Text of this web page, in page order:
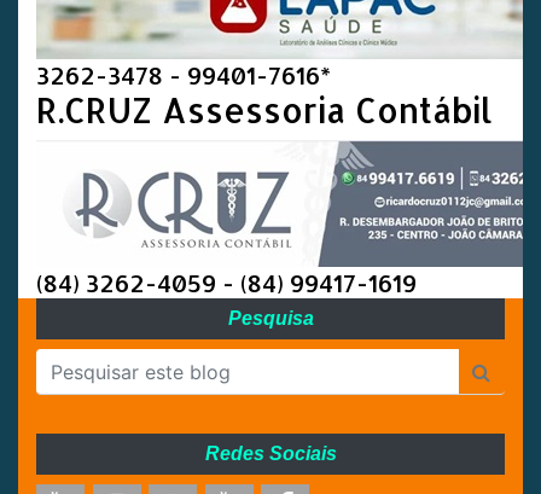
3262-3478 - 99401-7616*
R.CRUZ Assessoria Contábil
(84) 3262-4059 - (84) 99417-1619
Pesquisa
Redes Sociais